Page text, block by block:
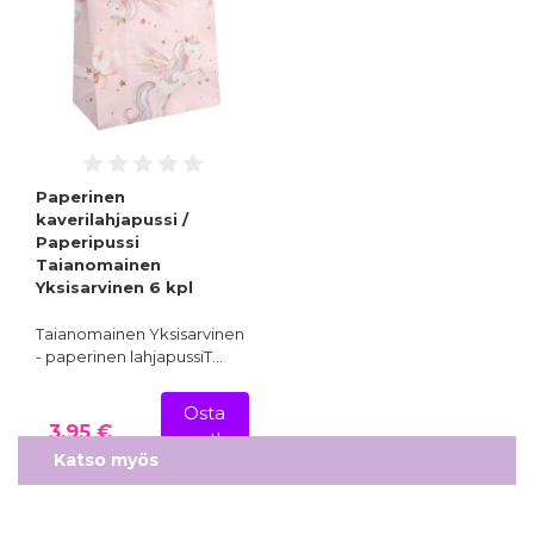
Paperinen
kaverilahjapussi /
Paperipussi
Taianomainen
Yksisarvinen 6 kpl
Taianomainen Yksisarvinen
- paperinen lahjapussiT…
3,95 €
Osta
nyt!
Katso myös